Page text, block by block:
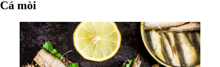
Cá mòi